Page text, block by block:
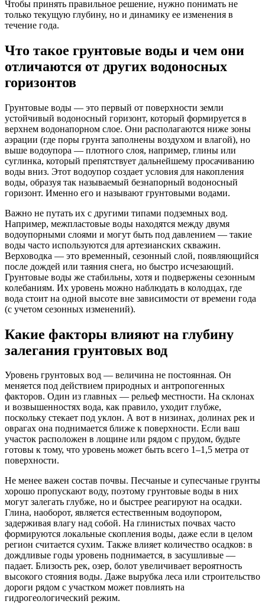
Чтобы принять правильное решение, нужно понимать не
только текущую глубину, но и динамику ее изменения в
течение года.
Что такое грунтовые воды и чем они
отличаются от других водоносных
горизонтов
Грунтовые воды — это первый от поверхности земли
устойчивый водоносный горизонт, который формируется в
верхнем водонапорном слое. Они располагаются ниже зоны
аэрации (где поры грунта заполнены воздухом и влагой), но
выше водоупора — плотного слоя, например, глины или
суглинка, который препятствует дальнейшему просачиванию
воды вниз. Этот водоупор создает условия для накопления
воды, образуя так называемый безнапорный водоносный
горизонт. Именно его и называют грунтовыми водами.
Важно не путать их с другими типами подземных вод.
Например, межпластовые воды находятся между двумя
водоупорными слоями и могут быть под давлением — такие
воды часто используются для артезианских скважин.
Верховодка — это временный, сезонный слой, появляющийся
после дождей или таяния снега, но быстро исчезающий.
Грунтовые воды же стабильны, хотя и подвержены сезонным
колебаниям. Их уровень можно наблюдать в колодцах, где
вода стоит на одной высоте вне зависимости от времени года
(с учетом сезонных изменений).
Какие факторы влияют на глубину
залегания грунтовых вод
Уровень грунтовых вод — величина не постоянная. Он
меняется под действием природных и антропогенных
факторов. Один из главных — рельеф местности. На склонах
и возвышенностях вода, как правило, уходит глубже,
поскольку стекает под уклон. А вот в низинах, долинах рек и
оврагах она поднимается ближе к поверхности. Если ваш
участок расположен в лощине или рядом с прудом, будьте
готовы к тому, что уровень может быть всего 1–1,5 метра от
поверхности.
Не менее важен состав почвы. Песчаные и супесчаные грунты
хорошо пропускают воду, поэтому грунтовые воды в них
могут залегать глубже, но и быстрее реагируют на осадки.
Глина, наоборот, является естественным водоупором,
задерживая влагу над собой. На глинистых почвах часто
формируются локальные скопления воды, даже если в целом
регион считается сухим. Также влияет количество осадков: в
дождливые годы уровень поднимается, в засушливые —
падает. Близость рек, озер, болот увеличивает вероятность
высокого стояния воды. Даже вырубка леса или строительство
дороги рядом с участком может повлиять на
гидрогеологический режим.